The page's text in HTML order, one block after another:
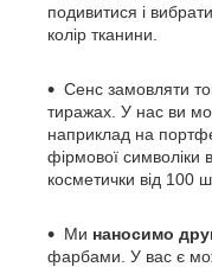
подивитися і
колір тканини.
Сенс замовляти
тиражах. У нас ви
наприклад на
фірмової символіки
косметички від 100
Ми наносимо
фарбами. У вас є